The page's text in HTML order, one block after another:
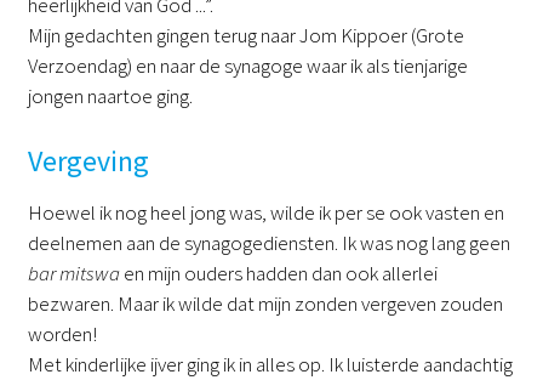
Mijn gedachten gingen terug naar Jom Kippoer (Grote
Verzoendag) en naar de synagoge waar ik als tienjarige
jongen naartoe ging.
Vergeving
Hoewel ik nog heel jong was, wilde ik per se ook vasten en
deelnemen aan de synagogediensten. Ik was nog lang geen
bar mitswaen mijn ouders hadden dan ook allerlei
bezwaren. Maar ik wilde dat mijn zonden vergeven zouden
worden!
Met kinderlijke ijver ging ik in alles op. Ik luisterde aandachtig